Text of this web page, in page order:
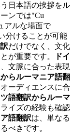
日本語の挨拶をル
ンでは"Cu
アルな場面で
分けることが可能
だけでなく、文化
が重要です。
ドイ
文脈に合った表現
からルーマニア語翻
ーディエンスに合
ツ語翻訳からルーマ
イズの経験も確認
語翻訳は、単なる
べきです。